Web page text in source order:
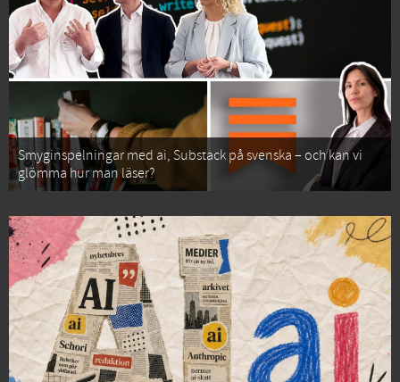
Smyginspelningar med ai, Substack på svenska – och kan vi
glömma hur man läser?